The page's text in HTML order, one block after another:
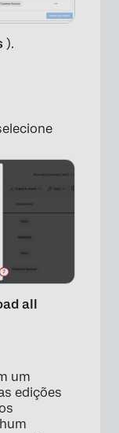
).
all
um
edições